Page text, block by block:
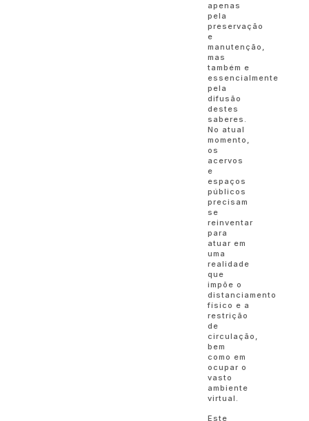
apenas
pela
preservação
e
manutenção,
mas
também e
essencialmente
pela
difusão
destes
saberes.
No atual
momento,
os
acervos
e
espaços
públicos
precisam
se
reinventar
para
atuar em
uma
realidade
que
impõe o
distanciamento
físico e a
restrição
de
circulação,
bem
como em
ocupar o
vasto
ambiente
virtual.
Este